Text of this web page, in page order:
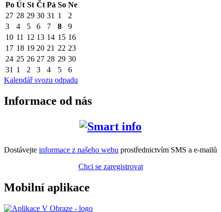
Po Út St Čt Pá So Ne
27 28 29 30 31 1
2
3
4 5 6 7 8
9
10 11 12 13 14 15 16
17 18 19 20 21 22 23
24 25 26 27 28 29 30
31 1 2 3 4 5
6
Kalendář svozu odpadu
Informace od nás
Dostávejte informace z našeho webu prostřednictvím SMS a e-mailů
Chci se zaregistrovat
Mobilní aplikace